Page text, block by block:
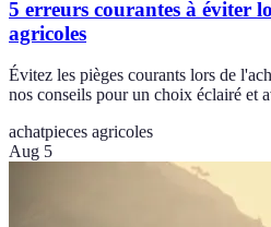
5 erreurs courantes à éviter
agricoles
Évitez les pièges courants lors de
nos conseils pour un choix éclairé et
achatpieces agricoles
Aug 5